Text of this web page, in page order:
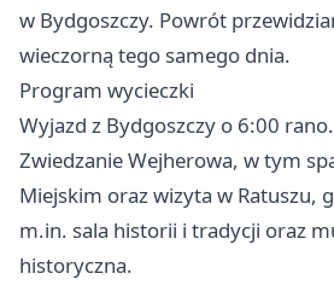
w Bydgoszczy. Powrót
wieczorną tego samego dnia.
Program wycieczki
Wyjazd z Bydgoszczy o 6:00 rano.
Zwiedzanie Wejherowa, w tym
Miejskim oraz wizyta w Ratuszu,
m.in. sala historii i tradycji oraz
historyczna.